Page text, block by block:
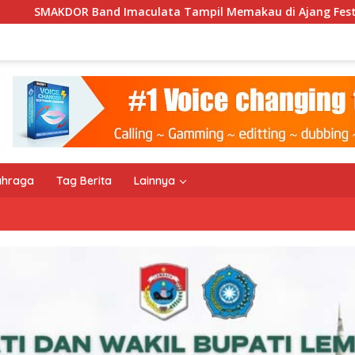
Tampil Memakau di Ajang Festival Bale Nagi
Tag Berita Lainnya